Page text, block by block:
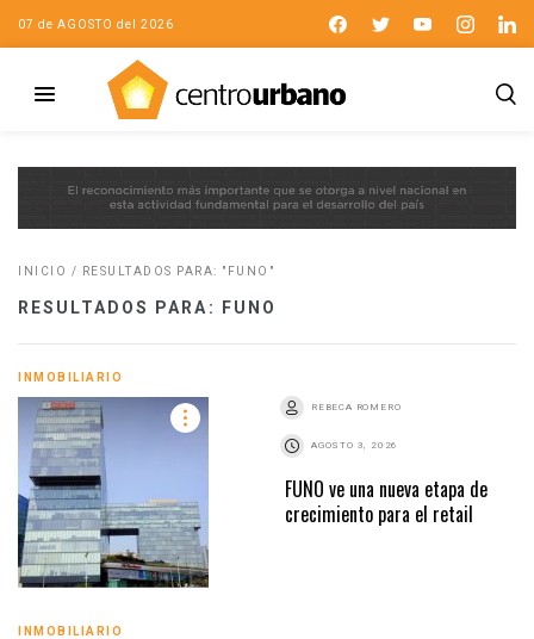
07 de AGOSTO del 2026
INICIO / RESULTADOS PARA: "FUNO"
RESULTADOS PARA: FUNO
INMOBILIARIO
REBECA ROMERO
AGOSTO 3, 2026
FUNO ve una nueva etapa de
crecimiento para el retail
INMOBILIARIO